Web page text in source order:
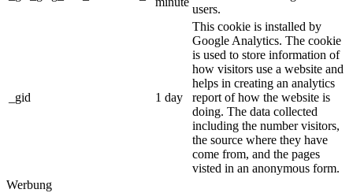
users.
_gid 1 day
This cookie is installed by
Google Analytics. The cookie
is used to store information of
how visitors use a website and
helps in creating an analytics
report of how the website is
doing. The data collected
including the number visitors,
the source where they have
come from, and the pages
visted in an anonymous form.
Werbung